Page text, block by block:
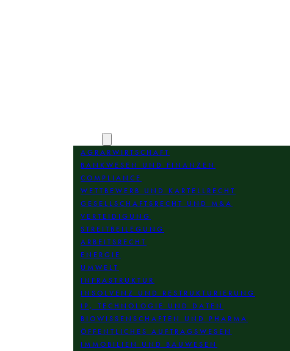
AGRARWIRTSCHAFT
BANKWESEN UND FINANZEN
COMPLIANCE
WETTBEWERB UND KARTELLRECHT
GESELLSCHAFTSRECHT UND M&A
VERTEIDIGUNG
STREITBEILEGUNG
ARBEITSRECHT
ENERGIE
UMWELT
INFRASTRUKTUR
INSOLVENZ UND RESTRUKTURIERUNG
IP, TECHNOLOGIE UND DATEN
BIOWISSENSCHAFTEN UND PHARMA
ÖFFENTLICHES AUFTRAGSWESEN
IMMOBILIEN UND BAUWESEN